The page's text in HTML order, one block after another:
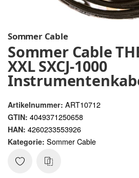
Sommer Cable
Sommer Cable
XXL SXCJ-1000
Artikelnummer: ART10712
GTIN: 4049371250658
HAN: 4260233553926
Kategorie: Sommer Cable